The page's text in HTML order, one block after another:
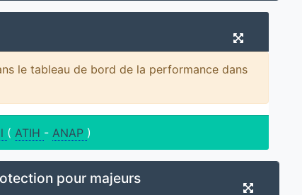
le tableau de bord de la performance dans
( ATIH - ANAP )
pour majeurs